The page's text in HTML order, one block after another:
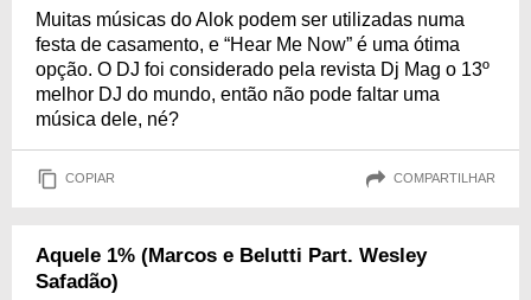
Muitas músicas do Alok podem ser utilizadas numa
festa de casamento, e “Hear Me Now” é uma ótima
opção. O DJ foi considerado pela revista Dj Mag o 13º
melhor DJ do mundo, então não pode faltar uma
música dele, né?
COPIAR COMPARTILHAR
Aquele 1% (Marcos e Belutti Part. Wesley
Safadão)